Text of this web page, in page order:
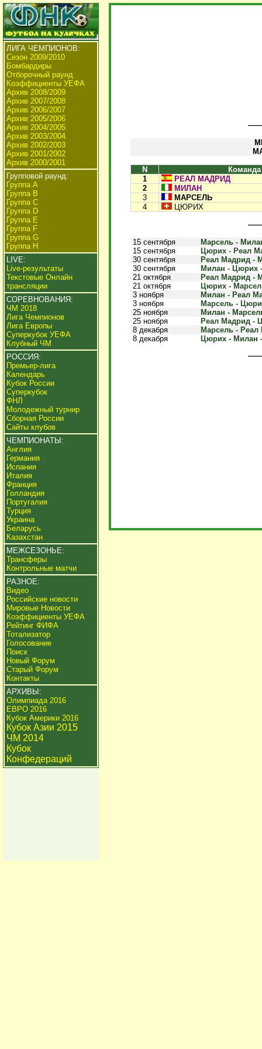
ЛИГА ЧЕМПИОНОВ:
Сезон 2009/2010
Бомбардиры
Отборочный раунд
Коэффициенты УЕФА
Архив 2008/2009
Архив 2007/2008
Архив 2006/2007
Архив 2005/2006
Архив 2004/2005
Архив 2003/2004
Архив 2002/2003
Архив 2001/2002
Архив 2000/2001
Групповой раунд:
Группа А
Группа В
Группа C
Группа D
Группа E
Группа F
Группа G
Группа H
LIVE:
Live-результаты
Текстовые Онлайн
трансляции
СОРЕВНОВАНИЯ:
ЧМ 2018
Лига Чемпионов
Лига Европы
Суперкубок УЕФА
Клубный ЧМ
РОССИЯ:
Премьер-лига
Календарь
Кубок России
Суперкубок
ФНЛ
Молодежный турнир
Сборная России
Сайты клубов
ЧЕМПИОНАТЫ:
Англия
Германия
Испания
Италия
Франция
Голландия
Португалия
Турция
Украина
Беларусь
Казахстан
МЕЖСЕЗОНЬЕ:
Трансферы
Контрольные матчи
РАЗНОЕ:
Видео
Российские новости
Мировые Новости
Коэффициенты УЕФА
Рейтинг ФИФА
Тотализатор
Голосование
Поиск
Новый Форум
Старый Форум
Контакты
АРХИВЫ:
Олимпиада 2016
ЕВРО 2016
Кубок Америки 2016
Кубок Азии 2015
ЧМ 2014
Кубок
Конфедераций
N
Команда
1
РЕАЛ МАДРИД
2
МИЛАН
3
МАРСЕЛЬ
4
ЦЮРИХ
15 сентября
Марсель -
15 сентября
Цюрих - Реал
30 сентября
Реал Мадрид -
30 сентября
Милан - Цюрих
21 октября
Реал Мадрид -
21 октября
Цюрих -
3 ноября
Милан - Реал
3 ноября
Марсель -
25 ноября
Милан -
25 ноября
Реал Мадрид -
8 декабря
Марсель - Реал
8 декабря
Цюрих - Милан